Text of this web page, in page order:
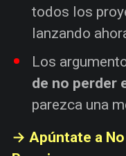
todos los
lanzando
Los
de no perder
parezca una
→ Apúntate a